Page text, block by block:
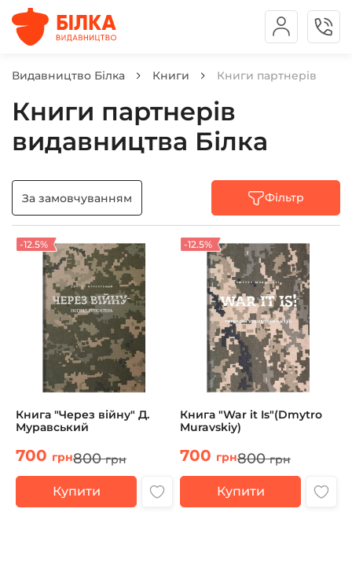
Видавництво Білка Книги Книги партнерів
Книги партнерів
видавництва Білка
За замовчуванням Фільтр
-12.5%
Книга "Через війну" Д.
Муравський
700 грн800 грн
Купити
-12.5%
Книга "War it Is"(Dmytro
Muravskiy)
700 грн800 грн
Купити